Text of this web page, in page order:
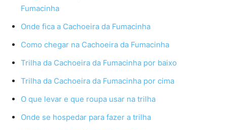
Fumacinha
Onde fica a Cachoeira da Fumacinha
Como chegar na Cachoeira da Fumacinha
Trilha da Cachoeira da Fumacinha por baixo
Trilha da Cachoeira da Fumacinha por cima
O que levar e que roupa usar na trilha
Onde se hospedar para fazer a trilha